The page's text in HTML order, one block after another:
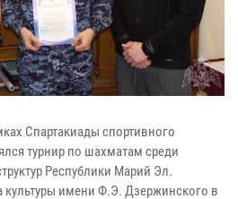
Спартакиады спортивного
турнир по шахматам среди
Республики Марий Эл.
культуры имени Ф.Э. Дзержинского в